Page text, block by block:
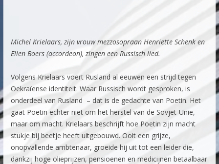
Michel Krielaars, zijn vrouw mezzosopraan Henriette Schenk en
Ellen Boers (accordeon), zingen een Russisch lied.
Volgens Krielaars voert Rusland al eeuwen een strijd tegen
Oekraïense identiteit. Waar Russisch wordt gesproken, is
onderdeel van Rusland – dat is de gedachte van Poetin. Het
gaat Poetin echter niet om het herstel van de Sovjet-Unie,
maar om macht. Krielaars beschrijft hoe Poetin zijn macht
stukje bij beetje heeft uitgebouwd. Ooit een grijze,
onopvallende ambtenaar, groeide hij uit tot een leider die,
dankzij hoge olieprijzen, pensioenen en medicijnen betaalbaar